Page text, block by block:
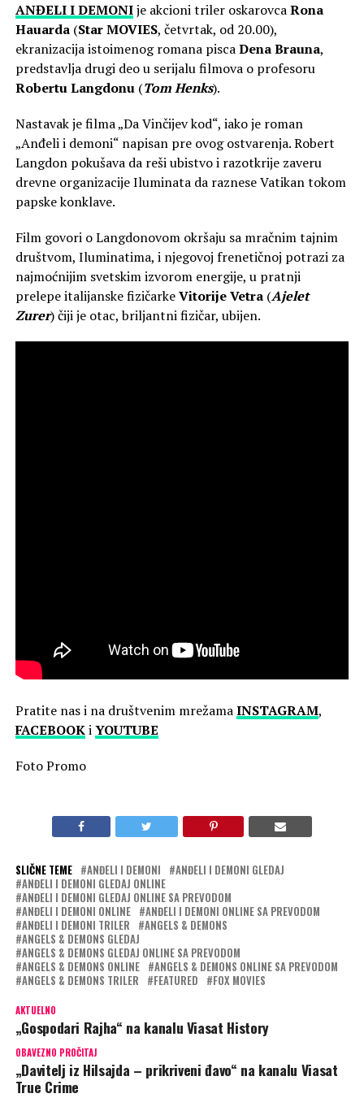
ANĐELI I DEMONIje akcioni triler oskarovcaRona
Hauarda(StarMOVIES, četvrtak, od 20.00),
ekranizacija istoimenog romana piscaDena Brauna,
predstavlja drugi deo u serijalu filmova o profesoru
Robertu Langdonu(Tom Henks).
Nastavak je filma „Da Vinčijev kod“, iako je roman
„Anđeli i demoni“ napisan pre ovog ostvarenja. Robert
Langdon pokušava da reši ubistvo i razotkrije zaveru
drevne organizacije Iluminata da raznese Vatikan tokom
papske konklave.
Film govori o Langdonovom okršaju sa mračnim tajnim
društvom, Iluminatima, i njegovoj frenetičnoj potrazi za
najmoćnijim svetskim izvorom energije, u pratnji
prelepe italijanske fizičarkeVitorije Vetra(Ajelet
Zurer) čiji je otac, briljantni fizičar, ubijen.
Pratite nas i na društvenim mrežamaINSTAGRAM,
FACEBOOKiYOUTUBE
Foto Promo
SLIČNE TEME ANĐELI I DEMONI
ANĐELI I DEMONI GLEDAJ
ANĐELI I DEMONI GLEDAJ ONLINE
ANĐELI I DEMONI GLEDAJ ONLINE SA PREVODOM
ANĐELI I DEMONI ONLINE
ANĐELI I DEMONI ONLINE SA PREVODOM
ANĐELI I DEMONI TRILER
ANGELS & DEMONS
ANGELS & DEMONS GLEDAJ
ANGELS & DEMONS GLEDAJ ONLINE SA PREVODOM
ANGELS & DEMONS ONLINE
ANGELS & DEMONS ONLINE SA PREVODOM
ANGELS & DEMONS TRILER
FEATURED FOX MOVIES
AKTUELNO
„Gospodari Rajha“ na kanalu Viasat History
OBAVEZNO PROČITAJ
„Davitelj iz Hilsajda – prikriveni đavo“ na kanalu Viasat
True Crime